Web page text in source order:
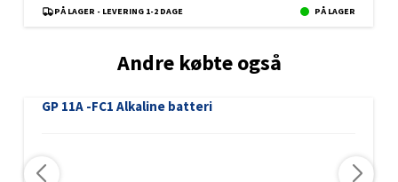
PÅ LAGER - LEVERING 1-2 DAGE PÅ LAGER
Andre købte også
GP 11A -FC1 Alkaline batteri